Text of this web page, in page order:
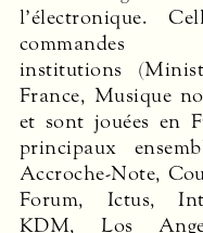
l’électronique.
institutions
France, Musique
et sont jouées en
principaux
Accroche-Note,
Forum, Ictus,
KDM, Los